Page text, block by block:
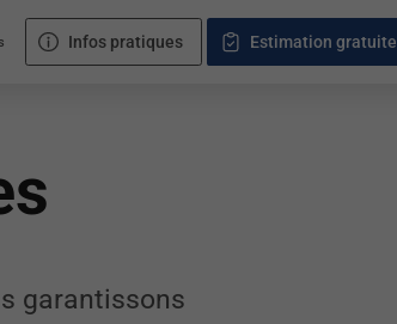
Infos pratiques Estimation gratuite
garantissons